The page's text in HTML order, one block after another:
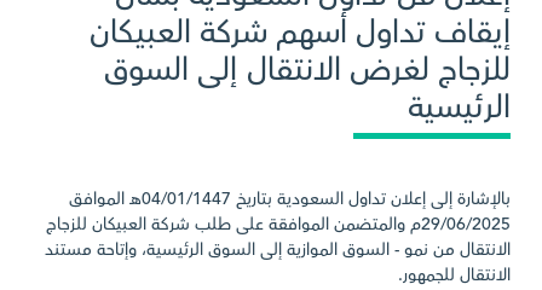
إيقاف تداول أسهم شركة العبيكان
للزجاج لغرض الانتقال إلى السوق
الرئيسية
بالإشارة إلى إعلان تداول السعودية بتاريخ 04/01/1447هـ الموافق
29/06/2025م والمتضمن الموافقة على طلب شركة العبيكان للزجاج
الانتقال من نمو - السوق الموازية إلى السوق الرئيسية، وإتاحة مستند
الانتقال للجمهور.